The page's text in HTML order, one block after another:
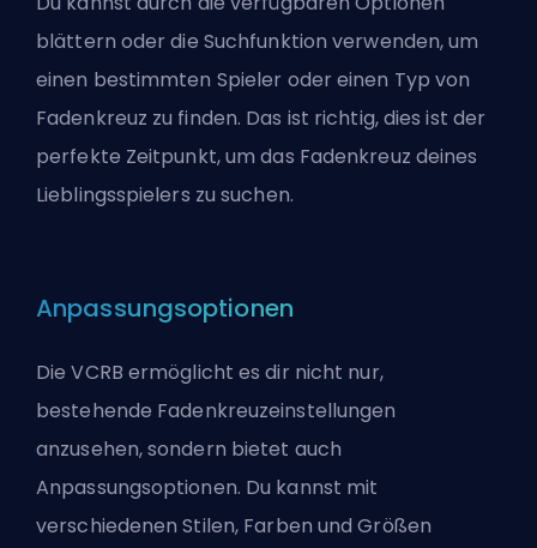
blättern oder die Suchfunktion verwenden, um
einen bestimmten Spieler oder einen Typ von
Fadenkreuz zu finden. Das ist richtig, dies ist der
perfekte Zeitpunkt, um das Fadenkreuz deines
Lieblingsspielers zu suchen.
Anpassungsoptionen
Die VCRB ermöglicht es dir nicht nur,
bestehende Fadenkreuzeinstellungen
anzusehen, sondern bietet auch
Anpassungsoptionen. Du kannst mit
verschiedenen Stilen, Farben und Größen